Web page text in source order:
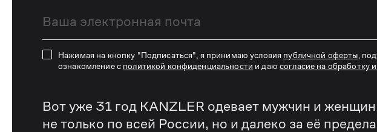
Нажимая на кнопку "Подписаться", я принимаю условия публичной оферты ,
ознакомление с политикой конфиденциальности и даюсогласие на обработку
Вот уже 31 год KANZLER одевает мужчин и женщин
не только по всей России, но и далеко за её